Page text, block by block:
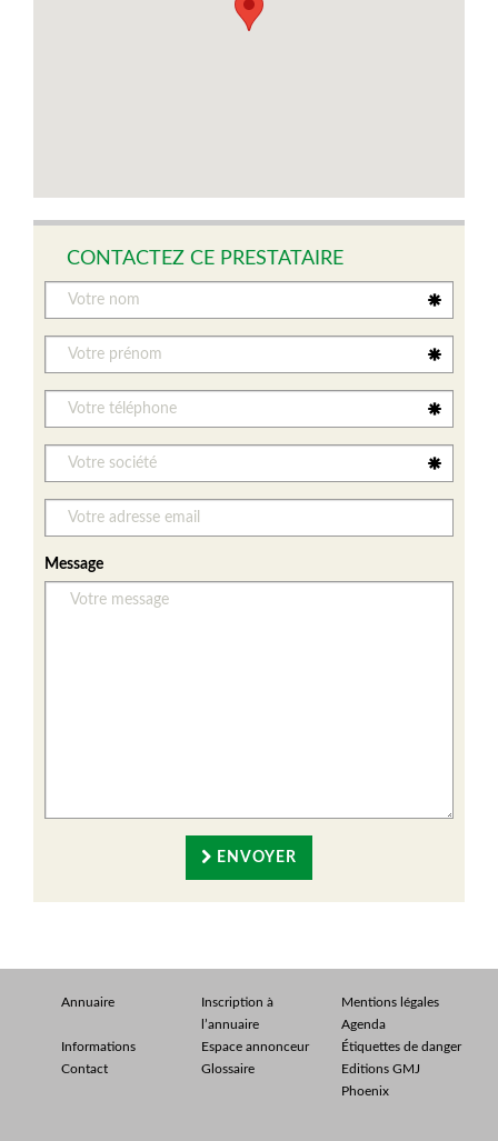
CONTACTEZ CE PRESTATAIRE
Message
ENVOYER
Annuaire
Inscription à
l’annuaire
Mentions légales
Agenda
Informations
Espace annonceur
Étiquettes de danger
Contact
Glossaire
Editions GMJ
Phoenix